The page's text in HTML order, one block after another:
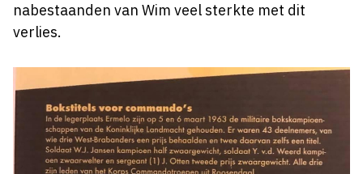
nabestaanden van Wim veel sterkte met dit
verlies.